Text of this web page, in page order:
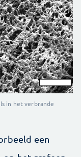
in het verbrande
een